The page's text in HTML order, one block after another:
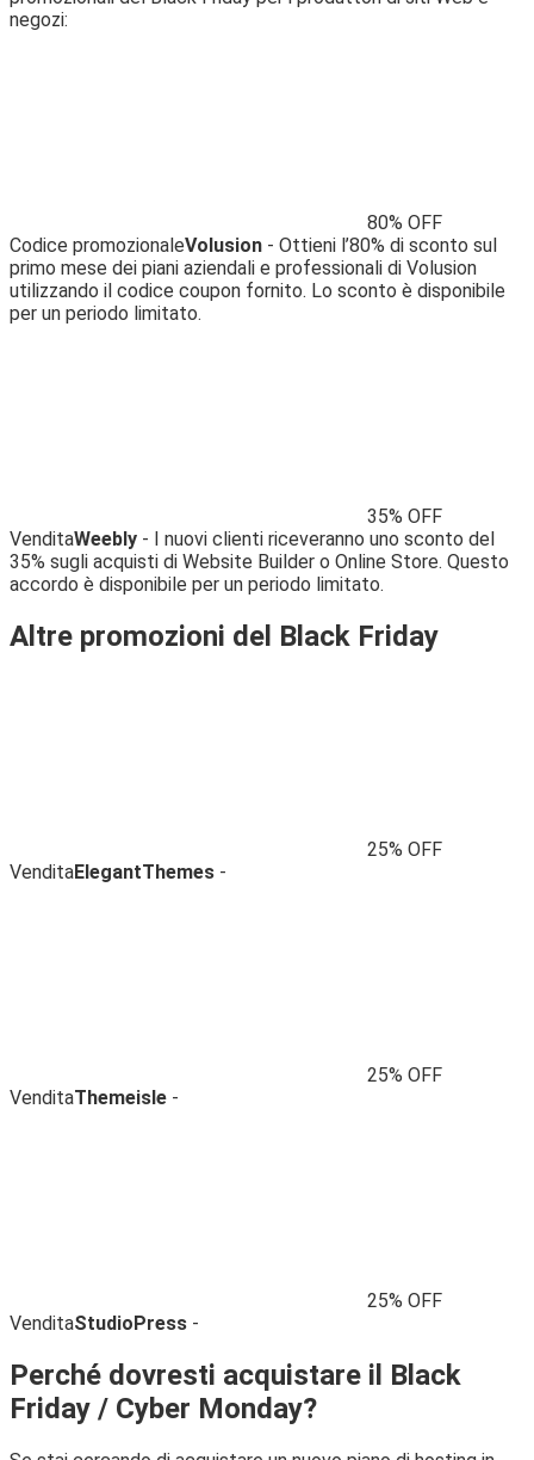
negozi:
80% OFF
Codice promozionaleVolusion - Ottieni l’80% di sconto sul
primo mese dei piani aziendali e professionali di Volusion
utilizzando il codice coupon fornito. Lo sconto è disponibile
per un periodo limitato.
35% OFF
VenditaWeebly - I nuovi clienti riceveranno uno sconto del
35% sugli acquisti di Website Builder o Online Store. Questo
accordo è disponibile per un periodo limitato.
Altre promozioni del Black Friday
25% OFF
VenditaElegantThemes -
25% OFF
VenditaThemeisle -
25% OFF
VenditaStudioPress -
Perché dovresti acquistare il Black
Friday / Cyber ​​Monday?